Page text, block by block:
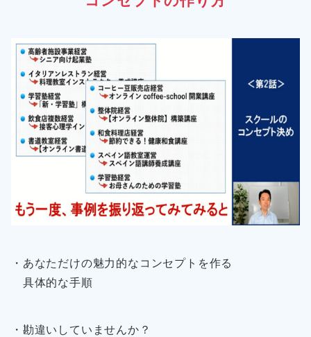
・あなただけの魅力的なコンセプトを作る
具体的な手順
・勘違いしていませんか？